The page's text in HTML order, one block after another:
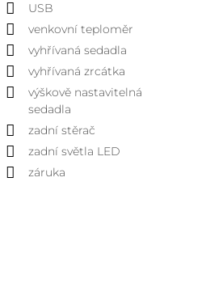
USB
venkovní teploměr
vyhřívaná sedadla
vyhřívaná zrcátka
výškově nastavitelná
sedadla
zadní stěrač
zadní světla LED
záruka